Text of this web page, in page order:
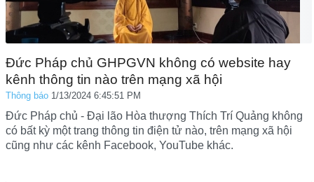
Đức Pháp chủ GHPGVN không có website hay
kênh thông tin nào trên mạng xã hội
Thông báo 1/13/2024 6:45:51 PM
Đức Pháp chủ - Đại lão Hòa thượng Thích Trí Quảng không
có bất kỳ một trang thông tin điện tử nào, trên mạng xã hội
cũng như các kênh Facebook, YouTube khác.